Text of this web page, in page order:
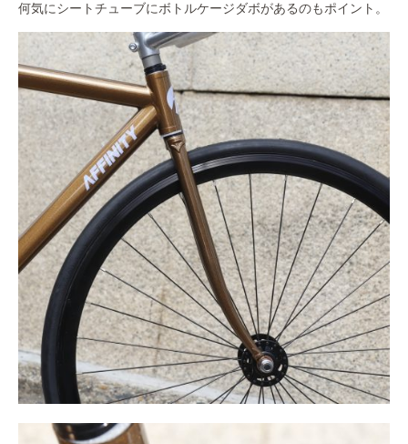
何気にシートチューブにボトルケージダボがあるのもポイント。